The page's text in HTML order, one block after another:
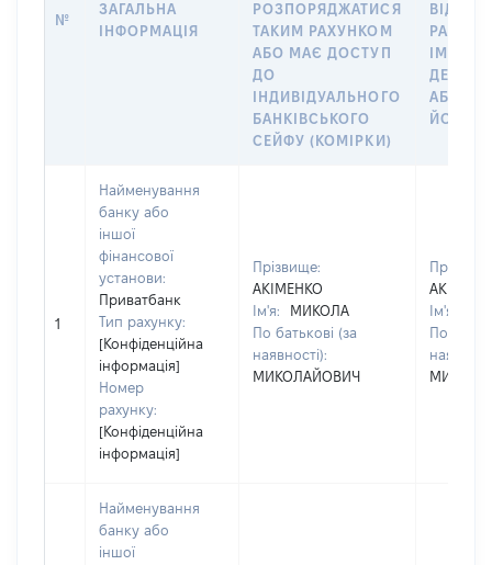
№
ЗАГАЛЬНА
ІНФОРМАЦІЯ
РОЗПОРЯДЖАТИСЯ
ТАКИМ РАХУНКОМ
АБО МАЄ ДОСТУП
ДО
ІНДИВІДУАЛЬНОГО
БАНКІВСЬКОГО
СЕЙФУ (КОМІРКИ)
ІМ’Я
АБО
ЙОГО
1
Найменування
банку або
іншої
фінансової
установи:
Приватбанк
Тип рахунку:
[Конфіденційна
інформація]
Номер
рахунку:
[Конфіденційна
інформація]
Прізвище:
АКІМЕНКО
Ім'я:
МИКОЛА
По батькові (за
наявності):
МИКОЛАЙОВИЧ
Ім'я:
По
Найменування
банку або
іншої